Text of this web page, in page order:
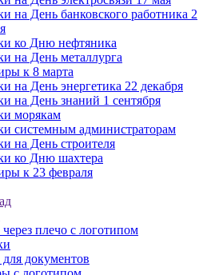
на День банковского работника 2
ко Дню нефтяника
на День металлурга
к 8 марта
на День энергетика 22 декабря
на День знаний 1 сентября
морякам
системным администраторам
на День строителя
ко Дню шахтера
к 23 февраля
плечо с логотипом
документов